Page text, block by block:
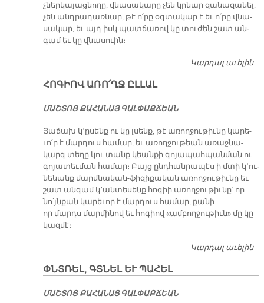
չներ­կա­յաց­նո­ղը, վնա­սա­կա­րը չեն կրնար զա­նա­զա­նել,
չեն անդ­րա­դառ­նար, թէ ո՛­րը օգ­տա­կար է եւ ո՛­րը վնա­
սա­կար, եւ այդ իսկ պատ­ճա­ռով կը տու­ժեն շատ ան­
գամ եւ կը վնա­սուին։
Կարդալ աւելին
ՀՈԳԻՈՎ ԱՌՈ՛ՂՋ ԸԼԼԱԼ
ՄԱՇ­ՏՈՑ ՔԱ­ՀԱ­ՆԱՅ ԳԱԼ­ՓԱՔ­ՃԵԱՆ
Յա­ճախ կ՚ը­սենք ու կը լսենք, թէ ա­ռող­ջու­թիւ­նը կա­րե­
ւո՛ր է մար­դուս հա­մար, եւ ա­ռող­ջու­թեան ա­ռաջ­նա­
կարգ տե­ղը կու տանք կեան­քի գո­յա­պահ­պան­ման ու
գո­յա­տեւ­ման հա­մար։ Բայց ընդ­հան­րա­պէս ի մտի կ՚ու­
նե­նանք մարմ­նա­կան-ֆի­զի­քա­կան ա­ռող­ջու­թիւ­նը եւ
շատ ան­գամ կ՚ան­տե­սենք հո­գիի ա­ռող­ջու­թիւ­նը՝ որ
նո՛յն­քան կա­րե­ւոր է մար­դուս հա­մար, քա­նի
որ մարդս մար­մի­նով եւ հո­գիով «ամ­բող­ջու­թիւն» մը կը
կազ­մէ։
Կարդալ աւելին
ՓՆՏՌԵԼ, ԳՏՆԵԼ ԵՒ ՊԱՀԵԼ
ՄԱՇ­ՏՈՑ ՔԱ­ՀԱ­ՆԱՅ ԳԱԼ­ՓԱՔ­ՃԵԱՆ